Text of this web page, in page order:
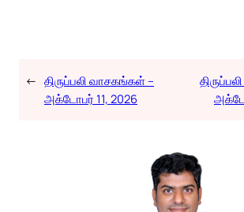
← திருப்பலி வாசகங்கள் –
அக்டோபர் 11, 2026